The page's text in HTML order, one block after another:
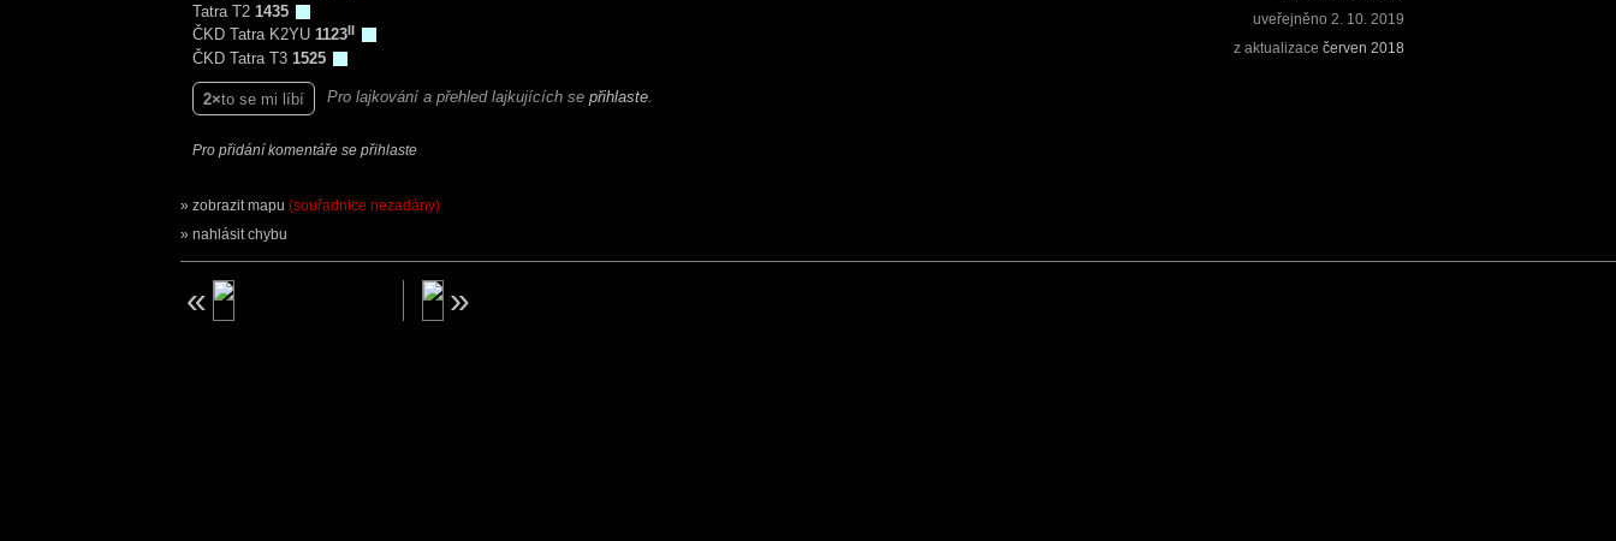
Tatra T2 1435
ČKD Tatra K2YU 1123
ČKD Tatra T3 1525
2 to se mi líbí Pro lajkování a přehled lajkujících se přihlaste.
uveřejněno 2. 10. 2019
z aktualizace červen 2018
Pro přidání komentáře se přihlaste
zobrazit mapu (souřadnice nezadány)
nahlásit chybu